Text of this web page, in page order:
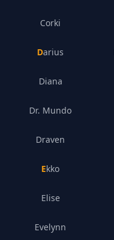
Corki
Darius
Diana
Dr. Mundo
Draven
Ekko
Elise
Evelynn